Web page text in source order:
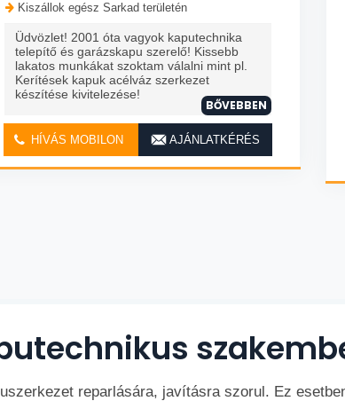
Kiszállok egész Sarkad területén
Üdvözlet! 2001 óta vagyok kaputechnika
telepítő és garázskapu szerelő! Kissebb
lakatos munkákat szoktam válalni mint pl.
Kerítések kapuk acélváz szerkezet
készítése kivitelezése!
BŐVEBBEN
HÍVÁS MOBILON AJÁNLATKÉRÉS
reparlására, javításra szorul. Ez